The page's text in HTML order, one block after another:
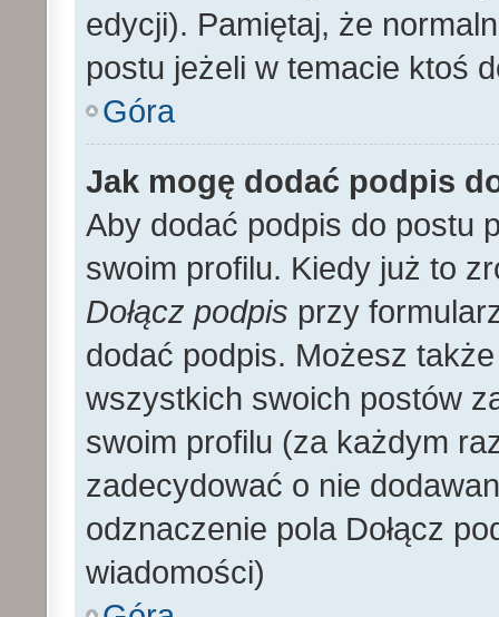
edycji). Pamiętaj, że
postu jeżeli w temacie ktoś
Góra
Jak mogę dodać podpis
Aby dodać podpis do postu
swoim profilu. Kiedy już to
Dołącz podpis przy
dodać podpis. Możesz
wszystkich swoich postów
swoim profilu (za każdym
zadecydować o nie
odznaczenie pola Dołącz
wiadomości)